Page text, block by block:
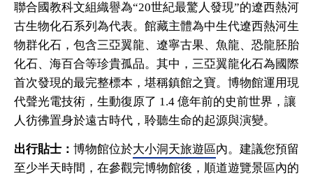
聯合國教科文組織譽為“20世紀最驚人發現”的遼西熱河
古生物化石系列為代表。館藏主體為中生代遼西熱河生
物群化石，包含三亞翼龍、遼寧古果、魚龍、恐龍胚胎
化石、海百合等珍貴孤品。其中，三亞翼龍化石為國際
首次發現的最完整標本，堪稱鎮館之寶。博物館運用現
代聲光電技術，生動復原了 1.4 億年前的史前世界，讓
人彷彿置身於遠古時代，聆聽生命的起源與演變。
出行貼士： 博物館位於大小洞天旅遊區內。建議您預留
至少半天時間，在參觀完博物館後，順道遊覽景區內的